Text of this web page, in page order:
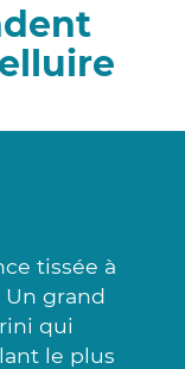
tissée à
grand
qui
le plus